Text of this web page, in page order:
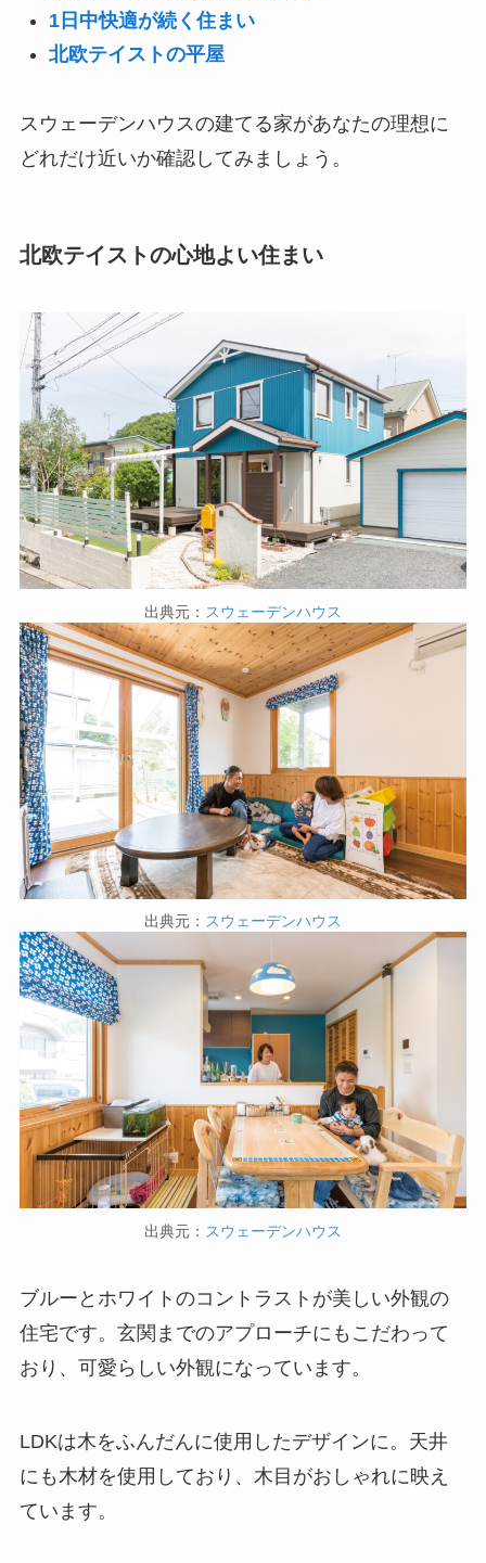
1日中快適が続く住まい
北欧テイストの平屋
スウェーデンハウスの建てる家があなたの理想に
どれだけ近いか確認してみましょう。
北欧テイストの心地よい住まい
出典元： スウェーデンハウス
出典元： スウェーデンハウス
出典元： スウェーデンハウス
ブルーとホワイトのコントラストが美しい外観の
住宅です。玄関までのアプローチにもこだわって
おり、可愛らしい外観になっています。
LDKは木をふんだんに使用したデザインに。天井
にも木材を使用しており、木目がおしゃれに映え
ています。